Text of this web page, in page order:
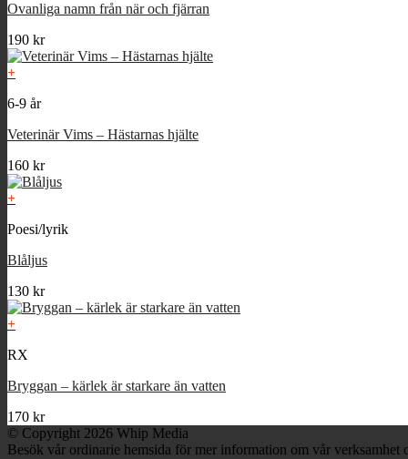
Ovanliga namn från när och fjärran
190 kr
+
6-9 år
Veterinär Vims – Hästarnas hjälte
160 kr
+
Poesi/lyrik
Blåljus
130 kr
+
RX
Bryggan – kärlek är starkare än vatten
170 kr
© Copyright 2026 Whip Media
Besök vår ordinarie hemsida för mer information om vår verksamhet